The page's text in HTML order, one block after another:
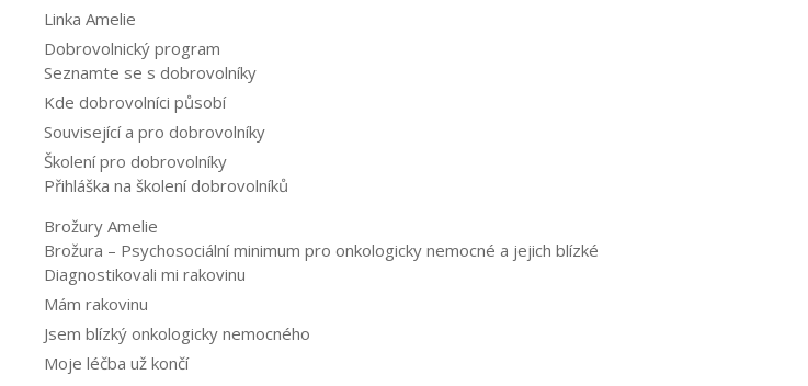
Linka Amelie
Dobrovolnický program
Seznamte se s dobrovolníky
Kde dobrovolníci působí
Související a pro dobrovolníky
Školení pro dobrovolníky
Přihláška na školení dobrovolníků
Brožury Amelie
Brožura – Psychosociální minimum pro onkologicky nemocné a jejich blízké
Diagnostikovali mi rakovinu
Mám rakovinu
Jsem blízký onkologicky nemocného
Moje léčba už končí